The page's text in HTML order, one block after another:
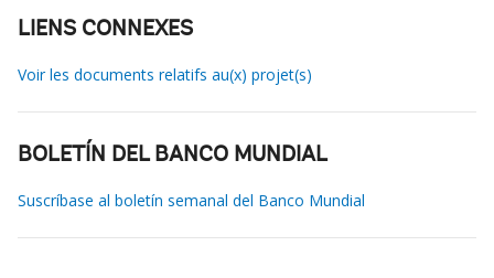
LIENS CONNEXES
Voir les documents relatifs au(x) projet(s)
BOLETÍN DEL BANCO MUNDIAL
Suscríbase al boletín semanal del Banco Mundial